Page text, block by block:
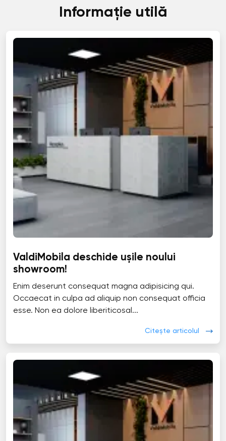
Informație utilă
ValdiMobila deschide ușile noului
showroom!
Enim deserunt consequat magna adipisicing qui.
Occaecat in culpa ad aliquip non consequat officia
esse. Non ea dolore liberiticosal...
Citește articolul